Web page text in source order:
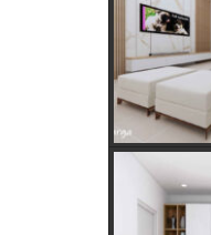
Keajaiban Lukisan
Mimpi Tikus Masuk
Fungsi dan Ukuran
Apakah Feng Shui